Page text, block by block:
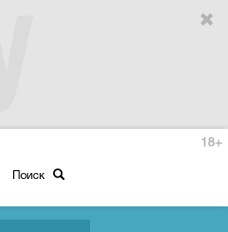
Поиск
18+